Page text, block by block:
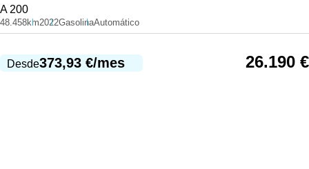
A 200
48.458km2022GasolinaAutomático
Desde373,93 €/mes 26.190 €